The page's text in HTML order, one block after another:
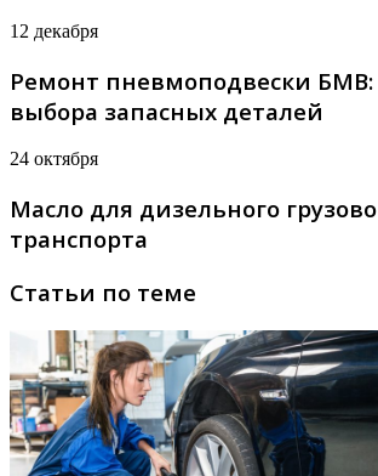
12 декабря
Ремонт пневмоподвески БМВ:
выбора запасных деталей
24 октября
Масло для дизельного
транспорта
Статьи по теме